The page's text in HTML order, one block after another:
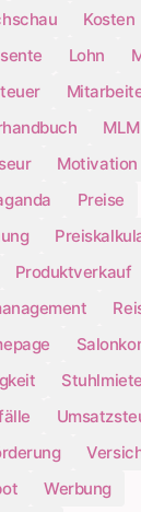
Kosten
Lohn
MLM
Motivation
Preise
Produktverkauf
Stuhlmiete
Werbung